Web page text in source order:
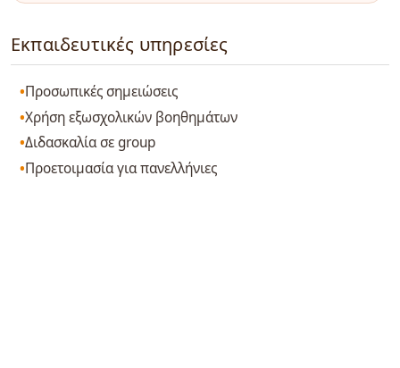
Εκπαιδευτικές υπηρεσίες
Προσωπικές σημειώσεις
Χρήση εξωσχολικών βοηθημάτων
Διδασκαλία σε group
Προετοιμασία για πανελλήνιες